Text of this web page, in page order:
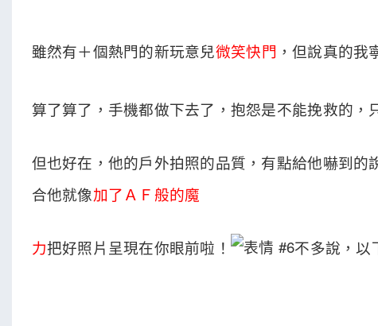
雖然有＋個熱門的新玩意兒微笑快門 ，但說真的我
算了算了，手機都做下去了，抱怨是不能挽救的，
但也好在，他的戶外拍照的品質，有點給他嚇到的
合他就像加了ＡＦ般的魔
力把好照片呈現在你眼前啦！ 不多說，以